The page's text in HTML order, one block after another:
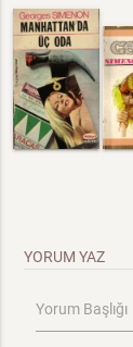
YORUM YAZ
Yorum Başlığı